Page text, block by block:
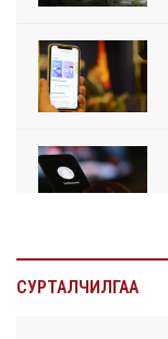
СУРТАЛЧИЛГАА